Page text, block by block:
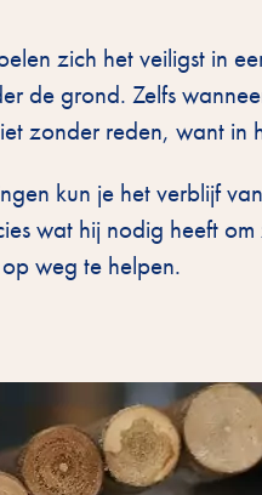
zich het veiligst in
de grond. Zelfs
zonder reden, want
kun je het verblijf
wat hij nodig heeft
weg te helpen.